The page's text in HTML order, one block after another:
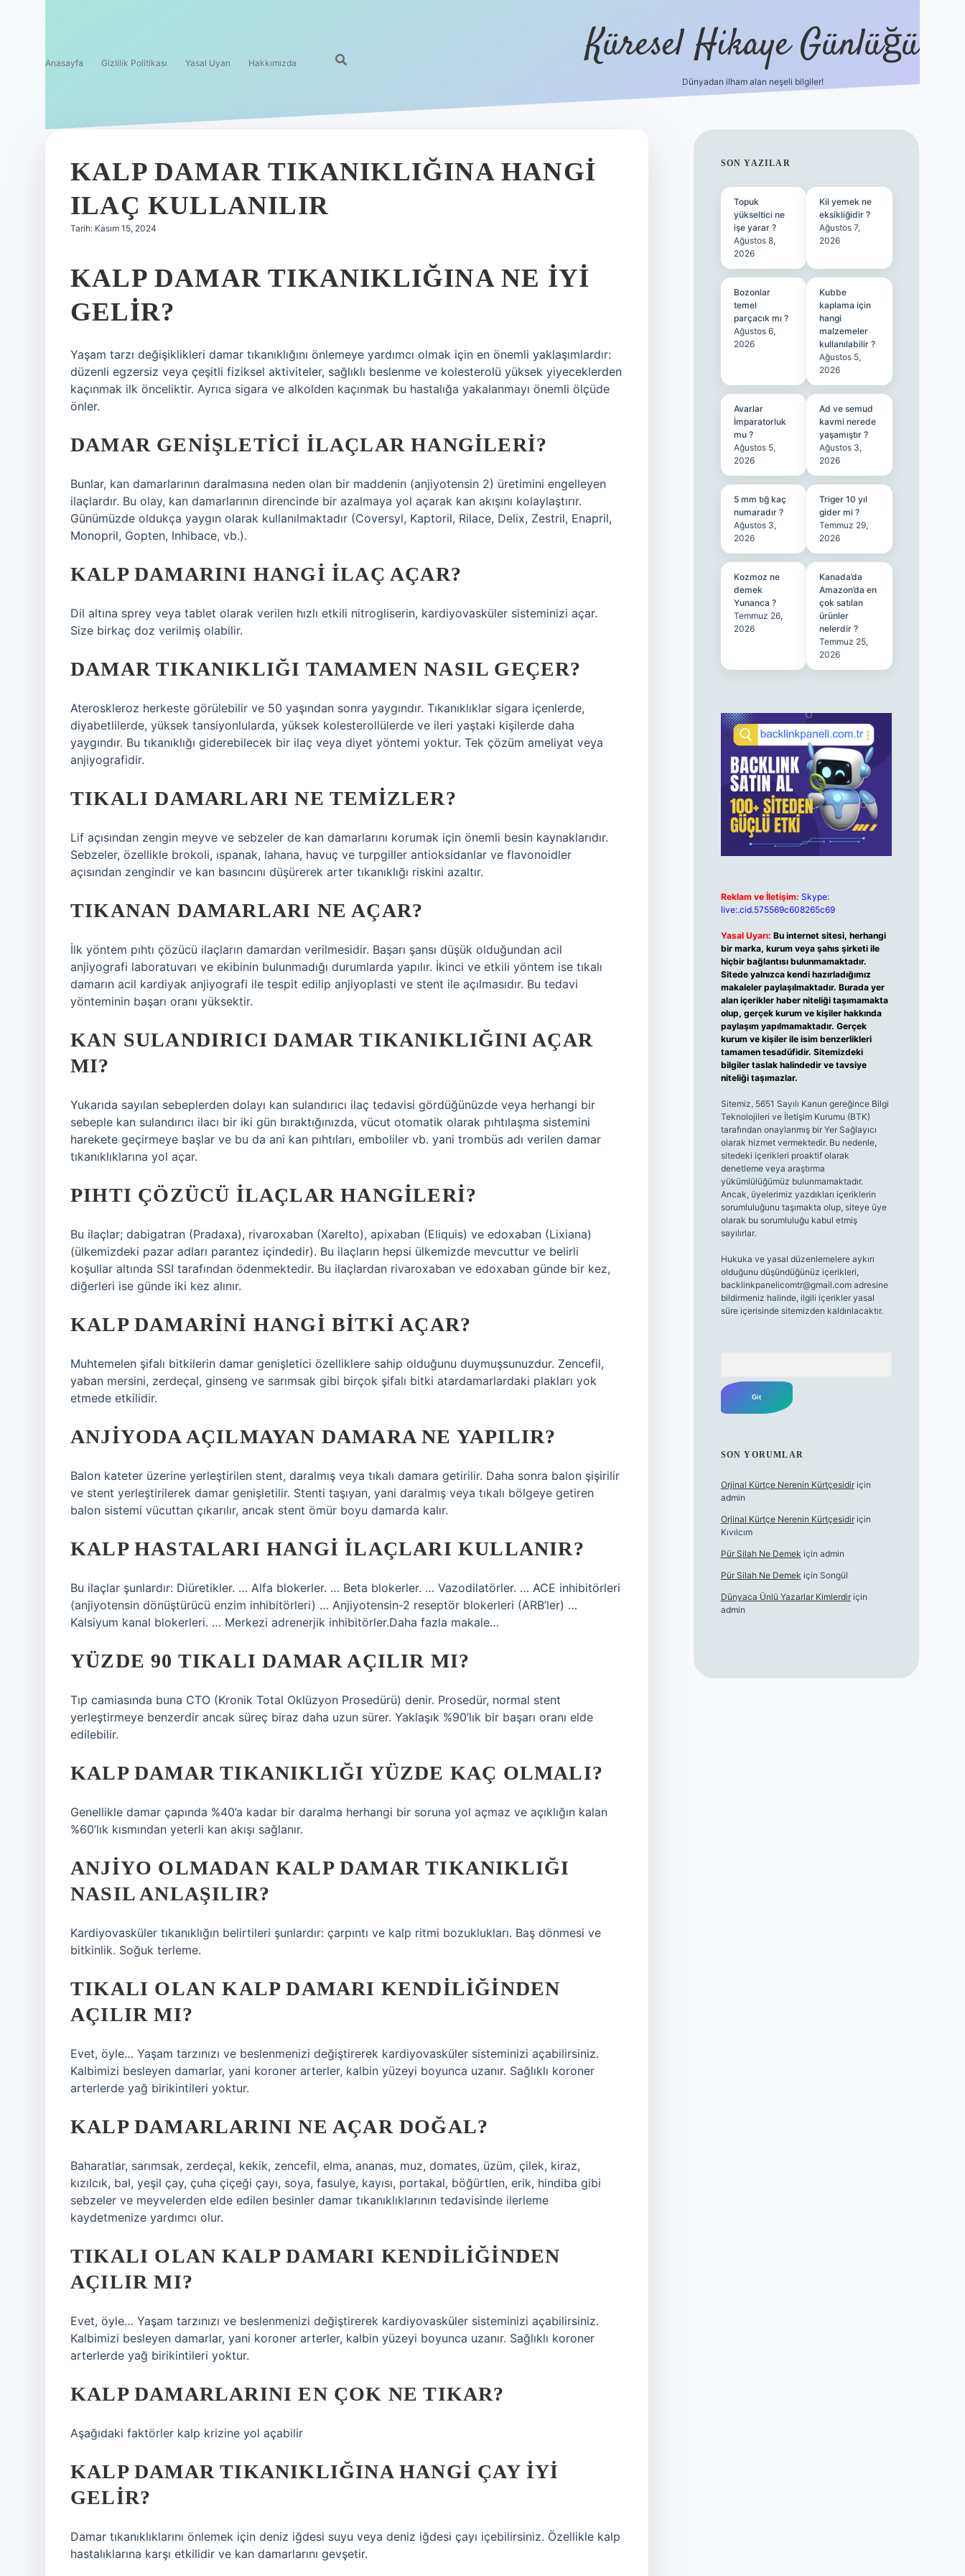
Anasayfa Gizlilik Politikası Yasal Uyarı Hakkımızda Küresel Hikaye Günlüğü
Dünyadan ilham alan neşeli bilgiler!
KALP DAMAR TIKANIKLIĞINA HANGI
ILAÇ KULLANILIR
Tarih: Kasım 15, 2024
KALP DAMAR TIKANIKLIĞINA NE IYI
GELIR?
Yaşam tarzı değişiklikleri damar tıkanıklığını önlemeye yardımcı olmak için en önemli yaklaşımlardır:
düzenli egzersiz veya çeşitli fiziksel aktiviteler, sağlıklı beslenme ve kolesterolü yüksek yiyeceklerden
kaçınmak ilk önceliktir. Ayrıca sigara ve alkolden kaçınmak bu hastalığa yakalanmayı önemli ölçüde
önler.
DAMAR GENIŞLETICI ILAÇLAR HANGILERI?
Bunlar, kan damarlarının daralmasına neden olan bir maddenin (anjiyotensin 2) üretimini engelleyen
ilaçlardır. Bu olay, kan damarlarının direncinde bir azalmaya yol açarak kan akışını kolaylaştırır.
Günümüzde oldukça yaygın olarak kullanılmaktadır (Coversyl, Kaptoril, Rilace, Delix, Zestril, Enapril,
Monopril, Gopten, Inhibace, vb.).
KALP DAMARINI HANGI ILAÇ AÇAR?
Dil altına sprey veya tablet olarak verilen hızlı etkili nitrogliserin, kardiyovasküler sisteminizi açar.
Size birkaç doz verilmiş olabilir.
DAMAR TIKANIKLIĞI TAMAMEN NASIL GEÇER?
Ateroskleroz herkeste görülebilir ve 50 yaşından sonra yaygındır. Tıkanıklıklar sigara içenlerde,
diyabetlilerde, yüksek tansiyonlularda, yüksek kolesterollülerde ve ileri yaştaki kişilerde daha
yaygındır. Bu tıkanıklığı giderebilecek bir ilaç veya diyet yöntemi yoktur. Tek çözüm ameliyat veya
anjiyografidir.
TIKALI DAMARLARI NE TEMIZLER?
Lif açısından zengin meyve ve sebzeler de kan damarlarını korumak için önemli besin kaynaklarıdır.
Sebzeler, özellikle brokoli, ıspanak, lahana, havuç ve turpgiller antioksidanlar ve flavonoidler
açısından zengindir ve kan basıncını düşürerek arter tıkanıklığı riskini azaltır.
TIKANAN DAMARLARI NE AÇAR?
İlk yöntem pıhtı çözücü ilaçların damardan verilmesidir. Başarı şansı düşük olduğundan acil
anjiyografi laboratuvarı ve ekibinin bulunmadığı durumlarda yapılır. İkinci ve etkili yöntem ise tıkalı
damarın acil kardiyak anjiyografi ile tespit edilip anjiyoplasti ve stent ile açılmasıdır. Bu tedavi
yönteminin başarı oranı yüksektir.
KAN SULANDIRICI DAMAR TIKANIKLIĞINI AÇAR
MI?
Yukarıda sayılan sebeplerden dolayı kan sulandırıcı ilaç tedavisi gördüğünüzde veya herhangi bir
sebeple kan sulandırıcı ilacı bir iki gün bıraktığınızda, vücut otomatik olarak pıhtılaşma sistemini
harekete geçirmeye başlar ve bu da ani kan pıhtıları, emboliler vb. yani trombüs adı verilen damar
tıkanıklıklarına yol açar.
PIHTI ÇÖZÜCÜ ILAÇLAR HANGILERI?
Bu ilaçlar; dabigatran (Pradaxa), rivaroxaban (Xarelto), apixaban (Eliquis) ve edoxaban (Lixiana)
(ülkemizdeki pazar adları parantez içindedir). Bu ilaçların hepsi ülkemizde mevcuttur ve belirli
koşullar altında SSI tarafından ödenmektedir. Bu ilaçlardan rivaroxaban ve edoxaban günde bir kez,
diğerleri ise günde iki kez alınır.
KALP DAMARINI HANGI BITKI AÇAR?
Muhtemelen şifalı bitkilerin damar genişletici özelliklere sahip olduğunu duymuşsunuzdur. Zencefil,
yaban mersini, zerdeçal, ginseng ve sarımsak gibi birçok şifalı bitki atardamarlardaki plakları yok
etmede etkilidir.
ANJIYODA AÇILMAYAN DAMARA NE YAPILIR?
Balon kateter üzerine yerleştirilen stent, daralmış veya tıkalı damara getirilir. Daha sonra balon şişirilir
ve stent yerleştirilerek damar genişletilir. Stenti taşıyan, yani daralmış veya tıkalı bölgeye getiren
balon sistemi vücuttan çıkarılır, ancak stent ömür boyu damarda kalır.
KALP HASTALARI HANGI ILAÇLARI KULLANIR?
Bu ilaçlar şunlardır: Diüretikler. … Alfa blokerler. … Beta blokerler. … Vazodilatörler. … ACE inhibitörleri
(anjiyotensin dönüştürücü enzim inhibitörleri) … Anjiyotensin-2 reseptör blokerleri (ARB’ler) …
Kalsiyum kanal blokerleri. … Merkezi adrenerjik inhibitörler.Daha fazla makale…
YÜZDE 90 TIKALI DAMAR AÇILIR MI?
Tıp camiasında buna CTO (Kronik Total Oklüzyon Prosedürü) denir. Prosedür, normal stent
yerleştirmeye benzerdir ancak süreç biraz daha uzun sürer. Yaklaşık %90’lık bir başarı oranı elde
edilebilir.
KALP DAMAR TIKANIKLIĞI YÜZDE KAÇ OLMALI?
Genellikle damar çapında %40’a kadar bir daralma herhangi bir soruna yol açmaz ve açıklığın kalan
%60’lık kısmından yeterli kan akışı sağlanır.
ANJIYO OLMADAN KALP DAMAR TIKANIKLIĞI
NASIL ANLAŞILIR?
Kardiyovasküler tıkanıklığın belirtileri şunlardır: çarpıntı ve kalp ritmi bozuklukları. Baş dönmesi ve
bitkinlik. Soğuk terleme.
TIKALI OLAN KALP DAMARI KENDILIĞINDEN
AÇILIR MI?
Evet, öyle… Yaşam tarzınızı ve beslenmenizi değiştirerek kardiyovasküler sisteminizi açabilirsiniz.
Kalbimizi besleyen damarlar, yani koroner arterler, kalbin yüzeyi boyunca uzanır. Sağlıklı koroner
arterlerde yağ birikintileri yoktur.
KALP DAMARLARINI NE AÇAR DOĞAL?
Baharatlar, sarımsak, zerdeçal, kekik, zencefil, elma, ananas, muz, domates, üzüm, çilek, kiraz,
kızılcık, bal, yeşil çay, çuha çiçeği çayı, soya, fasulye, kayısı, portakal, böğürtlen, erik, hindiba gibi
sebzeler ve meyvelerden elde edilen besinler damar tıkanıklıklarının tedavisinde ilerleme
kaydetmenize yardımcı olur.
TIKALI OLAN KALP DAMARI KENDILIĞINDEN
AÇILIR MI?
Evet, öyle… Yaşam tarzınızı ve beslenmenizi değiştirerek kardiyovasküler sisteminizi açabilirsiniz.
Kalbimizi besleyen damarlar, yani koroner arterler, kalbin yüzeyi boyunca uzanır. Sağlıklı koroner
arterlerde yağ birikintileri yoktur.
KALP DAMARLARINI EN ÇOK NE TIKAR?
Aşağıdaki faktörler kalp krizine yol açabilir
KALP DAMAR TIKANIKLIĞINA HANGI ÇAY IYI
GELIR?
Damar tıkanıklıklarını önlemek için deniz iğdesi suyu veya deniz iğdesi çayı içebilirsiniz. Özellikle kalp
hastalıklarına karşı etkilidir ve kan damarlarını gevşetir.
SIDEBAR
SON YAZILAR
Topuk
yükseltici ne
işe yarar ?
Ağustos 8,
2026
Kil yemek ne
eksikliğidir ?
Ağustos 7,
2026
Bozonlar
temel
parçacık mı ?
Ağustos 6,
2026
Kubbe
kaplama için
hangi
malzemeler
kullanılabilir ?
Ağustos 5,
2026
Avarlar
İmparatorluk
mu ?
Ağustos 5,
2026
Ad ve semud
kavmi nerede
yaşamıştır ?
Ağustos 3,
2026
5 mm tığ kaç
numaradır ?
Ağustos 3,
2026
Triger 10 yıl
gider mi ?
Temmuz 29,
2026
Kozmoz ne
demek
Yunanca ?
Temmuz 26,
2026
Kanada’da
Amazon’da en
çok satılan
ürünler
nelerdir ?
Temmuz 25,
2026
Reklam ve İletişim: Skype:
live:.cid.575569c608265c69
Yasal Uyarı: Bu internet sitesi, herhangi
bir marka, kurum veya şahıs şirketi ile
hiçbir bağlantısı bulunmamaktadır.
Sitede yalnızca kendi hazırladığımız
makaleler paylaşılmaktadır. Burada yer
alan içerikler haber niteliği taşımamakta
olup, gerçek kurum ve kişiler hakkında
paylaşım yapılmamaktadır. Gerçek
kurum ve kişiler ile isim benzerlikleri
tamamen tesadüfidir. Sitemizdeki
bilgiler taslak halindedir ve tavsiye
niteliği taşımazlar.
Sitemiz, 5651 Sayılı Kanun gereğince Bilgi
Teknolojileri ve İletişim Kurumu (BTK)
tarafından onaylanmış bir Yer Sağlayıcı
olarak hizmet vermektedir. Bu nedenle,
sitedeki içerikleri proaktif olarak
denetleme veya araştırma
yükümlülüğümüz bulunmamaktadır.
Ancak, üyelerimiz yazdıkları içeriklerin
sorumluluğunu taşımakta olup, siteye üye
olarak bu sorumluluğu kabul etmiş
sayılırlar.
Hukuka ve yasal düzenlemelere aykırı
olduğunu düşündüğünüz içerikleri,
backlinkpanelicomtr@gmail.comadresine
bildirmeniz halinde, ilgili içerikler yasal
süre içerisinde sitemizden kaldırılacaktır.
SON YORUMLAR
Orjinal Kürtçe Nerenin Kürtçesidiriçin
admin
Orjinal Kürtçe Nerenin Kürtçesidiriçin
Kıvılcım
Pür Silah Ne Demek için admin
Pür Silah Ne Demek için Songül
Dünyaca Ünlü Yazarlar Kimlerdiriçin
admin
betexper